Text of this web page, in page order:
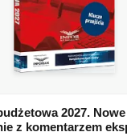
2027. Nowe
z komentarzem